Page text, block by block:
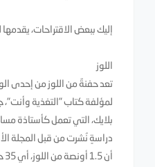
إليك ببعض الاقتراحات، يقدمها
اللوز
تعد حفنةٌ من اللوز من إحدى
لمؤلفة كتاب "التغذية
بلايك، التي تعمل كأستاذة
دراسةٍ نُشرت من قبل المجلة